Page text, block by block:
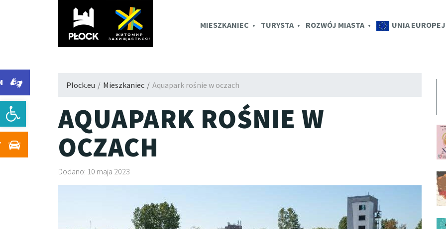
Otwórz pasek narzędzi
PLOCK.EU
MIESZKANIEC TURYSTA ROZWÓJ MIASTA UNIA
Plock.eu / Mieszkaniec / Aquapark rośnie w oczach
AQUAPARK ROŚNIE W
OCZACH
Dodano: 10 maja 2023